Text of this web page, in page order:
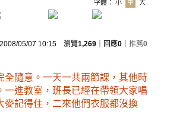
字體： 小 中 大
2008/05/07 10:15 瀏覽1,269 ｜回應0 推薦0
隨意。一天一共兩節課，其他時
進教室，班長已經在帶領大家唱
麥記得住，二來他們衣服都沒換